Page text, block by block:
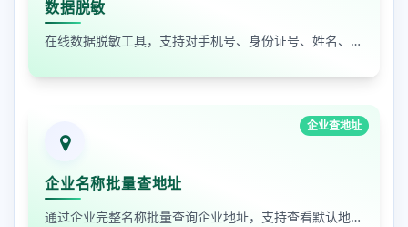
数据脱敏
在线数据脱敏工具，支持对手机号、身份证号、姓名、邮箱等敏感数据进行批量脱敏处理，保护隐私安全
企业查地址
企业名称批量查地址
通过企业完整名称批量查询企业地址，支持查看默认地址、年报地址和注册地址，适合企业资料整理和工商信息核对